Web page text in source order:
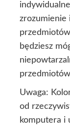
zrozumienie
będziesz
Uwaga:
od
komputera i